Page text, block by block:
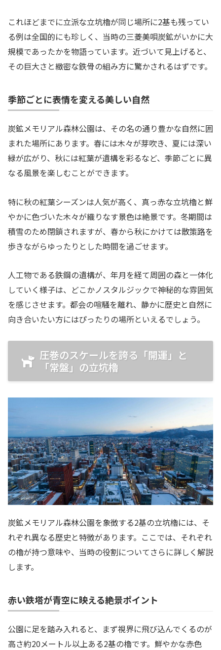
これほどまでに立派な立坑櫓が同じ場所に2基も残ってい
る例は全国的にも珍しく、当時の三菱美唄炭鉱がいかに大
規模であったかを物語っています。近づいて見上げると、
その巨大さと緻密な鉄骨の組み方に驚かされるはずです。
季節ごとに表情を変える美しい自然
炭鉱メモリアル森林公園は、その名の通り豊かな自然に囲
まれた場所にあります。春には木々が芽吹き、夏には深い
緑が広がり、秋には紅葉が遺構を彩るなど、季節ごとに異
なる風景を楽しむことができます。
特に秋の紅葉シーズンは人気が高く、真っ赤な立坑櫓と鮮
やかに色づいた木々が織りなす景色は絶景です。冬期間は
積雪のため閉鎖されますが、春から秋にかけては散策路を
歩きながらゆったりとした時間を過ごせます。
人工物である鉄鋼の遺構が、年月を経て周囲の森と一体化
していく様子は、どこかノスタルジックで神秘的な雰囲気
を感じさせます。都会の喧騒を離れ、静かに歴史と自然に
向き合いたい方にはぴったりの場所といえるでしょう。
圧巻のスケールを誇る「開運」と
「常盤」の立坑櫓
炭鉱メモリアル森林公園を象徴する2基の立坑櫓には、そ
れぞれ異なる歴史と特徴があります。ここでは、それぞれ
の櫓が持つ意味や、当時の役割についてさらに詳しく解説
します。
赤い鉄塔が青空に映える絶景ポイント
公園に足を踏み入れると、まず視界に飛び込んでくるのが
高さ約20メートル以上ある2基の櫓です。鮮やかな赤色